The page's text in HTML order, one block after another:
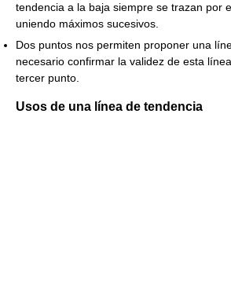
tendencia a la baja siempre se trazan por
uniendo máximos sucesivos.
Dos puntos nos permiten proponer una
necesario confirmar la validez de esta
tercer punto.
Usos de una línea de tendencia